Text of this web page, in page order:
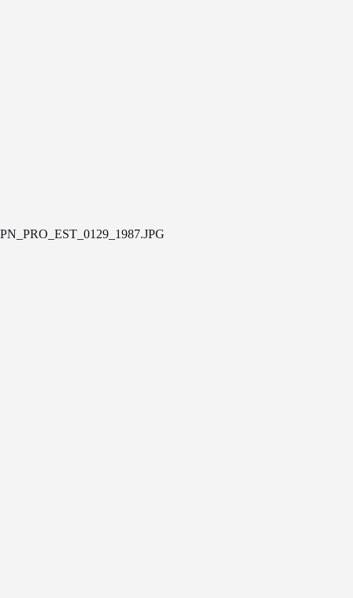
PN_PRO_EST_0129_1987.JPG